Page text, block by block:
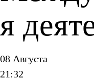
я
08 Августа
21:32